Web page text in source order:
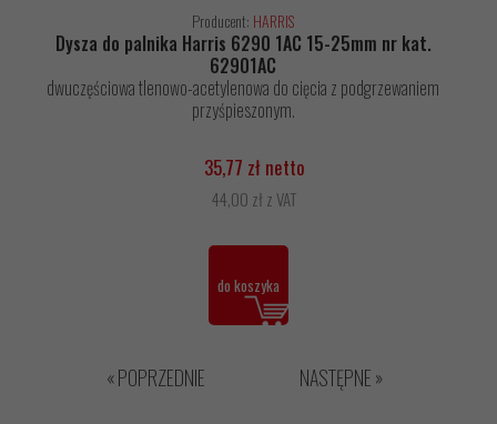
Producent: HARRIS
Dysza do palnika Harris 6290 1AC 15-25mm nr kat.
62901AC
dwuczęściowa tlenowo-acetylenowa do cięcia z podgrzewaniem
przyśpieszonym.
35,77 zł netto
44,00 zł z VAT
do koszyka
« POPRZEDNIE NASTĘPNE »